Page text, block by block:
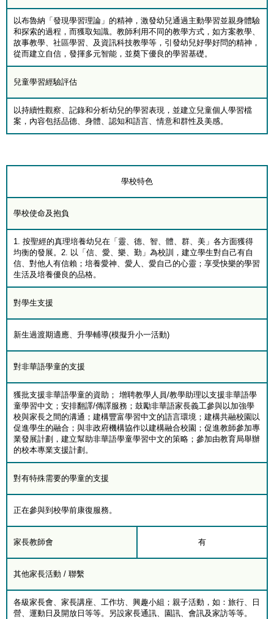
以布魯納「發現學習理論」的精神，激發幼兒通過主動學習並親身體驗
和探索的過程，而獲取知識。教師利用不同的教學方式，如方案教學、
故事教學、社區學習、及資訊科技教學等，引發幼兒好學好問的精神，
從而建立自信，發揮多元智能，並奠下優良的學習基礎。
兒童學習經驗評估
以持續性觀察、記錄和分析幼兒的學習表現，並建立兒童個人學習檔
案，內容包括品德、身體、認知和語言、情意和群性及美感。
學校特色
學校使命及抱負
1. 按聖經的真理培養幼兒在「靈、德、智、體、群、美」各方面獲得
均衡的發展。2. 以「信、愛、樂、勤」為校訓，建立學生對自己有自
信、對他人有信賴；培養愛神、愛人、愛自己的心靈；享受快樂的學習
生活及培養優良的品格。
對學生支援
新生過渡期適應、升學輔導(模擬升小一活動)
對非華語學童的支援
獲批支援非華語學童的資助； 增聘教學人員/教學助理以支援非華語學
童學習中文；安排翻譯/傳譯服務；鼓勵非華語家長義工參與以加強學
校與家長之間的溝通；建構豐富學習中文的語言環境；建構共融校園以
促進學生的融合；與非政府機構協作以建構融合校園；促進教師參加專
業發展計劃，建立幫助非華語學童學習中文的策略；參加由教育局舉辦
的校本專業支援計劃。
對有特殊需要的學童的支援
正在參與到校學前康復服務。
家長教師會 有
其他家長活動 / 聯繫
各級家長會、家長講座、工作坊、興趣小組；親子活動，如：旅行、日
營、運動日及開放日等等。另設家長通訊、園訊、會訊及家訪等等。